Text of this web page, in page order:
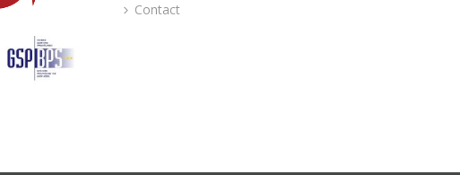
Contact